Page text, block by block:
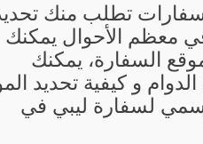
سفارات تطلب منك
معظم الأحوال يمكنك
السفارة، يمكنك
و كيفية تحديد
لسفارة ليبي في